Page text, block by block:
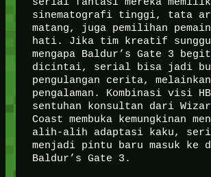
sinematografi tinggi, tata
matang, juga pemilihan
hati. Jika tim kreatif sungguh
mengapa Baldur’s Gate 3
dicintai, serial bisa jadi
pengulangan cerita,
pengalaman. Kombinasi visi
sentuhan konsultan dari
Coast membuka kemungkinan
alih-alih adaptasi kaku,
menjadi pintu baru masuk ke
Baldur’s Gate 3.